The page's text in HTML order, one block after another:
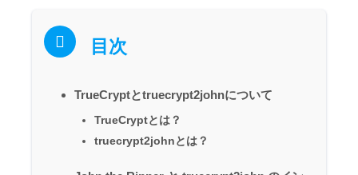
目次
TrueCryptとtruecrypt2johnについて
TrueCryptとは？
truecrypt2johnとは？